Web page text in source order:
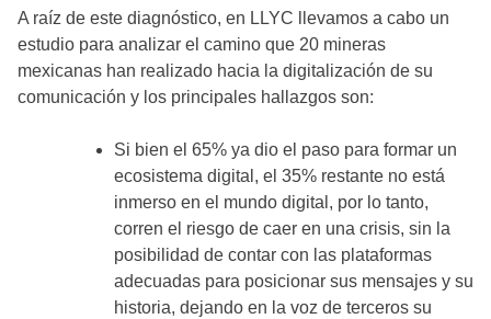
A raíz de este diagnóstico, en LLYC llevamos a cabo un
estudio para analizar el camino que 20 mineras
mexicanas han realizado hacia la digitalización de su
comunicación y los principales hallazgos son:
Si bien el 65% ya dio el paso para formar un
ecosistema digital, el 35% restante no está
inmerso en el mundo digital, por lo tanto,
corren el riesgo de caer en una crisis, sin la
posibilidad de contar con las plataformas
adecuadas para posicionar sus mensajes y su
historia, dejando en la voz de terceros su